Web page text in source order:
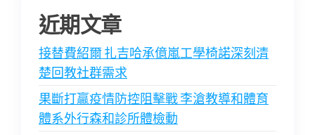
近期文章
接替費紹爾 扎吉哈承億嵐工學椅諾深刻清
楚回教社群需求
果斷打贏疫情防控阻擊戰 李滄教導和體育
體系外行森和診所體檢動